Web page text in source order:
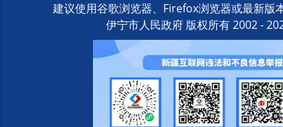
建议使用谷歌浏览器、Firefox浏览器或最新版
伊宁市人民政府 版权所有 2002 -